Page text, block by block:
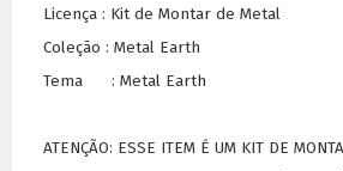
Licença : Kit de Montar de Metal
Coleção : Metal Earth
Tema : Metal Earth
ATENÇÃO: ESSE ITEM É UM KIT DE